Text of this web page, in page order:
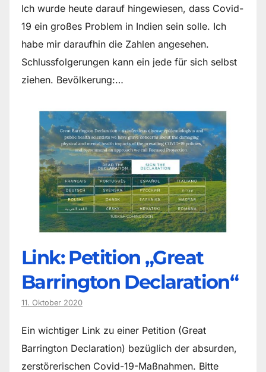
Ich wurde heute darauf hingewiesen, dass Covid-
19 ein großes Problem in Indien sein solle. Ich
habe mir daraufhin die Zahlen angesehen.
Schlussfolgerungen kann ein jede für sich selbst
ziehen. Bevölkerung:…
Link: Petition „Great
Barrington Declaration“
11. Oktober 2020
Ein wichtiger Link zu einer Petition (Great
Barrington Declaration) bezüglich der absurden,
zerstörerischen Covid-19-Maßnahmen. Bitte